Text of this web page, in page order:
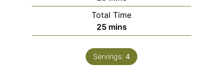
i
n
u
e
s
Total Time
25m
i
n
u
mins
Servings: 4